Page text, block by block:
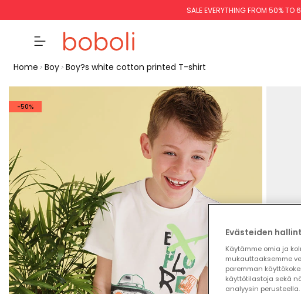
SALE EVERYTHING FROM 50% TO
Home Boy Boy?s white cotton printed T-shirt
-50%
Evästeiden
Käytämme omia ja
mukauttaaksemme
paremman
käyttötilastoja sekä
analyysin perusteella.